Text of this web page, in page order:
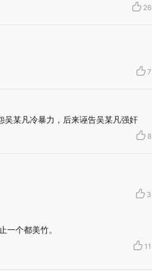
26
7
吴某凡冷暴力，后来诬告吴某凡强奸
8
3
一个都美竹。
11